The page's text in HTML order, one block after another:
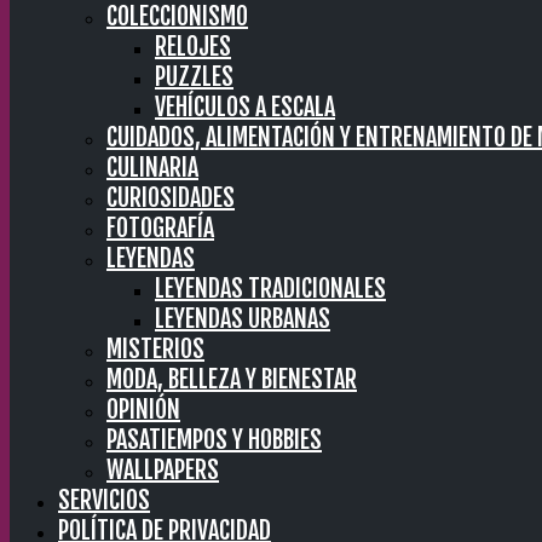
COLECCIONISMO
RELOJES
PUZZLES
VEHÍCULOS A ESCALA
CUIDADOS, ALIMENTACIÓN Y ENTRENAMIENTO DE
CULINARIA
CURIOSIDADES
FOTOGRAFÍA
LEYENDAS
LEYENDAS TRADICIONALES
LEYENDAS URBANAS
MISTERIOS
MODA, BELLEZA Y BIENESTAR
OPINIÓN
PASATIEMPOS Y HOBBIES
WALLPAPERS
SERVICIOS
POLÍTICA DE PRIVACIDAD